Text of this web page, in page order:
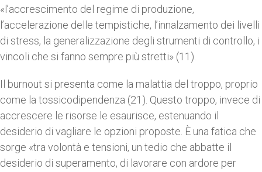
«l’accrescimento del regime di produzione,
l’accelerazione delle tempistiche, l’innalzamento dei livelli
di stress, la generalizzazione degli strumenti di controllo, i
vincoli che si fanno sempre più stretti» (11).
Il burnout si presenta come la malattia del troppo, proprio
come la tossicodipendenza (21). Questo troppo, invece di
accrescere le risorse le esaurisce, estenuando il
desiderio di vagliare le opzioni proposte. È una fatica che
sorge «tra volontà e tensioni, un tedio che abbatte il
desiderio di superamento, di lavorare con ardore per